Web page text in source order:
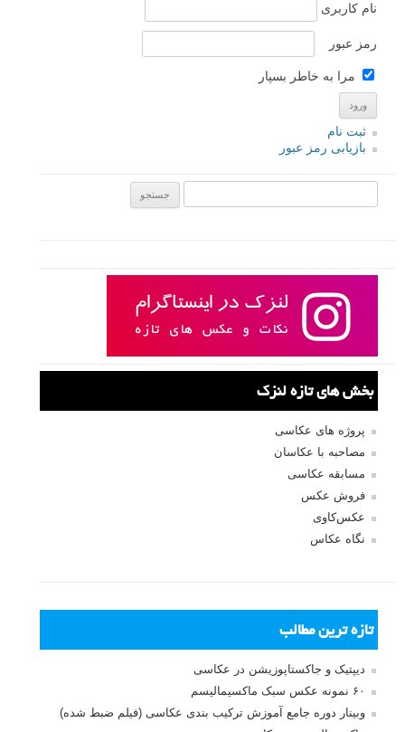
نام کاربری
رمز عبور
مرا به خاطر بسپار
ثبت نام
بازیابی رمز عبور
بخش های تازه لنزک
پروژه های عکاسی
مصاحبه با عکاسان
مسابقه عکاسی
فروش عکس
عکس‌کاوی
نگاه عکاس
تازه ترین مطالب
دیپتیک و جاکستا‌پوزیشن در عکاسی
۶۰ نمونه عکس سبک ماکسیمالیسم
وبینار دوره جامع آموزش ترکیب بندی عکاسی (فیلم ضبط شده)